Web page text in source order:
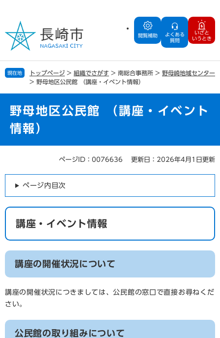
の
で
す
ー
ば
し
閲覧補助
よくある
質問
いざと
いうとき
現在地 トップページ > 組織でさがす > 南総合事務所 > 野母崎地域センター
> 野母地区公民館 （講座・イベント情報）
野母地区公民館 （講座・イベント
情報）
ページID：0076636 更新日：2026年4月1日更新
ページ内目次
講座・イベント情報
講座の開催状況について
講座の開催状況につきましては、公民館の窓口で直接お尋ねくだ
さい。
公民館の取り組みについて